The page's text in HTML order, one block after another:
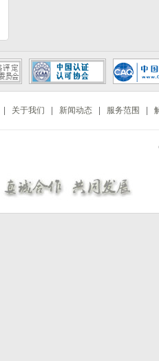
关于我们 新闻动态 服务范围 |